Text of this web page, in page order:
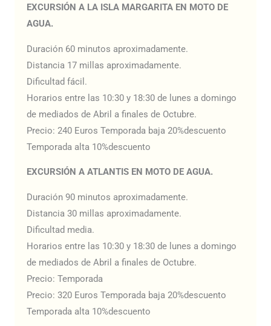
EXCURSIÓN A LA ISLA MARGARITA EN MOTO DE
AGUA.
Duración 60 minutos aproximadamente.
Distancia 17 millas aproximadamente.
Dificultad fácil.
Horarios entre las 10:30 y 18:30 de lunes a domingo
de mediados de Abril a finales de Octubre.
Precio: 240 Euros Temporada baja 20%descuento
Temporada alta 10%descuento
EXCURSIÓN A ATLANTIS EN MOTO DE AGUA.
Duración 90 minutos aproximadamente.
Distancia 30 millas aproximadamente.
Dificultad media.
Horarios entre las 10:30 y 18:30 de lunes a domingo
de mediados de Abril a finales de Octubre.
Precio: Temporada
Precio: 320 Euros Temporada baja 20%descuento
Temporada alta 10%descuento